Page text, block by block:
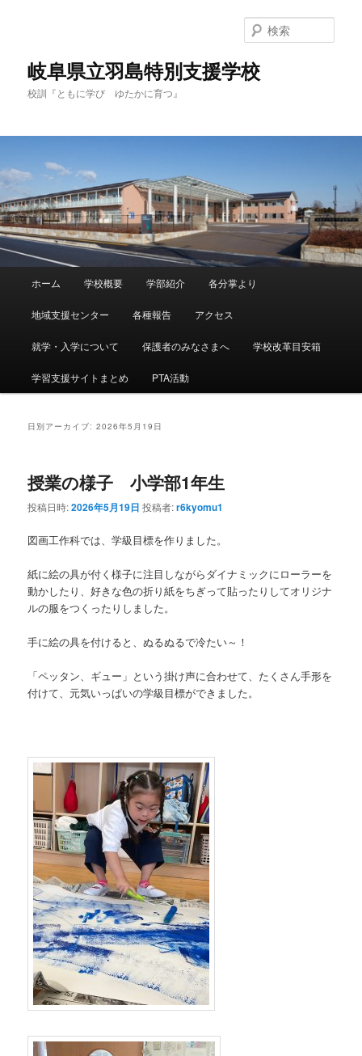
岐阜県立羽島特別支援学校
校訓『ともに学び ゆたかに育つ』
索
メ
イ
ン
ン
ン
移
サ
ブ
コ
テ
ツ
動
ホーム 学校概要 学部紹介 各分掌より
地域支援センター 各種報告 アクセス
就学・入学について 保護者のみなさまへ 学校改革目安箱
学習支援サイトまとめ PTA活動
日別アーカイブ:2026年5月19日
授業の様子 小学部1年生
投稿日時:2026年5月19日 投稿者:r6kyomu1
図画工作科では、学級目標を作りました。
紙に絵の具が付く様子に注目しながらダイナミックにローラーを
動かしたり、好きな色の折り紙をちぎって貼ったりしてオリジナ
ルの服をつくったりしました。
手に絵の具を付けると、ぬるぬるで冷たい～！
「ペッタン、ギュー」という掛け声に合わせて、たくさん手形を
付けて、元気いっぱいの学級目標ができました。